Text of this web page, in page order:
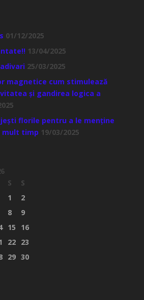
01/12/2025
13/04/2025
25/03/2025
magnetice cum stimulează
și gandirea logica a
florile pentru a le menține
mult timp 19/03/2025
S
S
1
2
8
9
15
16
22 23
29 30